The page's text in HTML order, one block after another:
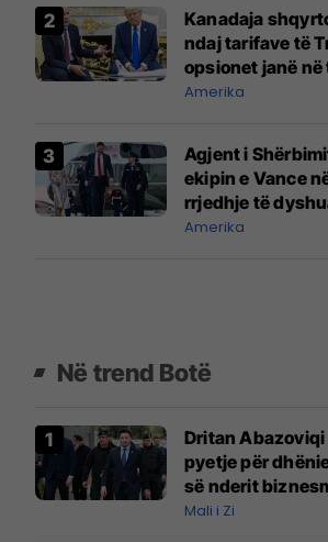
Kanadaja
ndaj tarifave të
opsionet janë
Amerika
Agjent i
ekipin e Vance
rrjedhje të
Amerika
Në trend Botë
Dritan
pyetje për
së nderit
Mali i Zi